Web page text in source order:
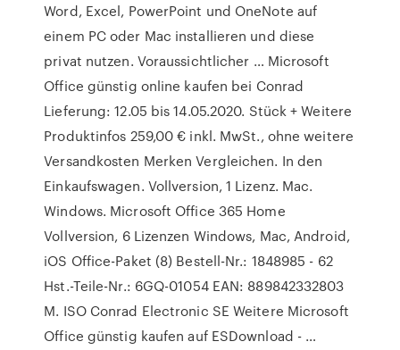
Word, Excel, PowerPoint und OneNote auf
einem PC oder Mac installieren und diese
privat nutzen. Voraussichtlicher … Microsoft
Office günstig online kaufen bei Conrad
Lieferung: 12.05 bis 14.05.2020. Stück + Weitere
Produktinfos 259,00 € inkl. MwSt., ohne weitere
Versandkosten Merken Vergleichen. In den
Einkaufswagen. Vollversion, 1 Lizenz. Mac.
Windows. Microsoft Office 365 Home
Vollversion, 6 Lizenzen Windows, Mac, Android,
iOS Office-Paket (8) Bestell-Nr.: 1848985 - 62
Hst.-Teile-Nr.: 6GQ-01054 EAN: 889842332803
M. ISO Conrad Electronic SE Weitere Microsoft
Office günstig kaufen auf ESDownload - …